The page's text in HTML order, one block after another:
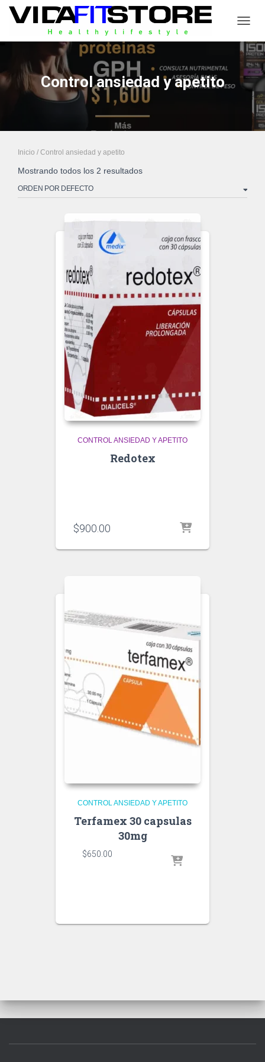
Control ansiedad y apetito
Inicio / Control ansiedad y apetito
Mostrando todos los 2 resultados
CONTROL ANSIEDAD Y APETITO
Redotex
$900.00
CONTROL ANSIEDAD Y APETITO
Terfamex 30 capsulas
30mg
$650.00